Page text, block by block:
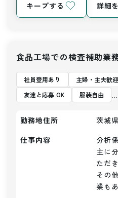
キープする 詳細
食品工場での検査補助業
社員登用あり 主婦・主夫歓迎
友達と応募 OK
服装自由
勤務地住所
茨城
仕事内容
分析
主に
ただ
その
業も